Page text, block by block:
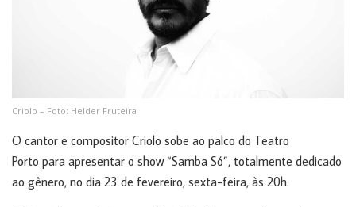
Criolo – Foto: Helder Fruteira
O cantor e compositor Criolo sobe ao palco do Teatro
Porto para apresentar o show “Samba Só”, totalmente dedicado
ao gênero, no dia 23 de fevereiro, sexta-feira, às 20h.